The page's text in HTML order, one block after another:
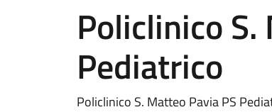
Policlinico
Pediatrico
Policlinico S. Matteo Pavia PS